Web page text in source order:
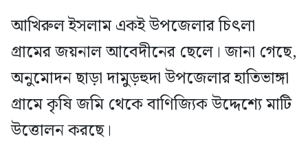
আখিরুল ইসলাম একই উপজেলার চিৎলা
গ্রামের জয়নাল আবেদীনের ছেলে। জানা গেছে,
অনুমোদন ছাড়া দামুড়হুদা উপজেলার হাতিভাঙ্গা
গ্রামে কৃষি জমি থেকে বাণিজ্যিক উদ্দেশ্যে মাটি
উত্তোলন করছে।